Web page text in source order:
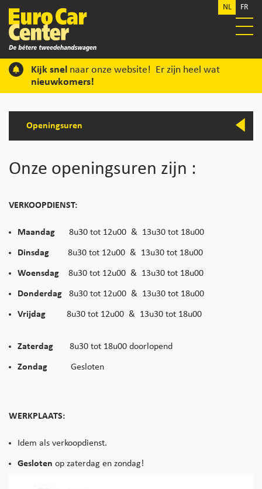
NL FR
Kijk snel naar onze website! Er zijn heel wat
nieuwkomers!
Openingsuren
Onze openingsuren zijn :
VERKOOPDIENST:
Maandag 8u30 tot 12u00 & 13u30 tot 18u00
Dinsdag 8u30 tot 12u00 & 13u30 tot 18u00
Woensdag 8u30 tot 12u00 & 13u30 tot 18u00
Donderdag 8u30 tot 12u00 & 13u30 tot 18u00
Vrijdag 8u30 tot 12u00 & 13u30 tot 18u00
Zaterdag 8u30 tot 18u00 doorlopend
Zondag Gesloten
WERKPLAATS:
Idem als verkoopdienst.
Gesloten op zaterdag en zondag!